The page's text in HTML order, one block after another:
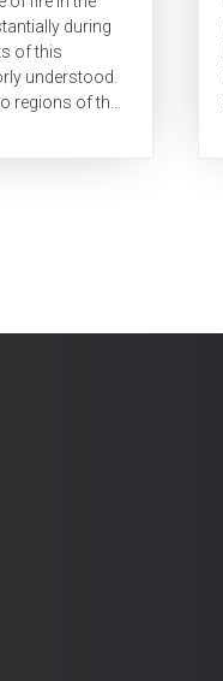
during
of this
understood.
regions of the